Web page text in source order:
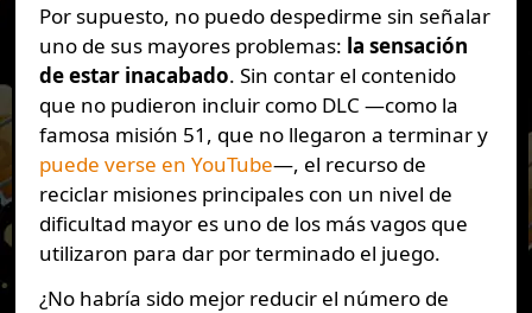
Por supuesto, no puedo despedirme sin señalar
uno de sus mayores problemas: la sensación
de estar inacabado. Sin contar el contenido
que no pudieron incluir como DLC —como la
famosa misión 51, que no llegaron a terminar y
puede verse en YouTube—, el recurso de
reciclar misiones principales con un nivel de
dificultad mayor es uno de los más vagos que
utilizaron para dar por terminado el juego.
¿No habría sido mejor reducir el número de